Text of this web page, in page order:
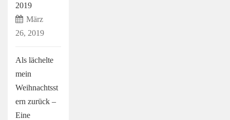
2019
März
26, 2019
Als lächelte
mein
Weihnachtsst
ern zurück –
Eine